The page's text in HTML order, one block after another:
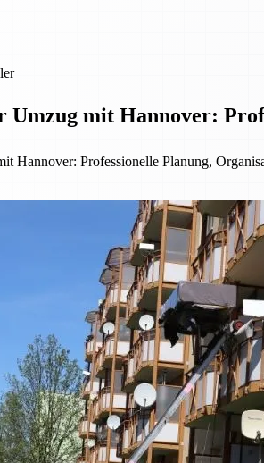
Umzug mit Hannover:
Hannover: Professionelle Planung,